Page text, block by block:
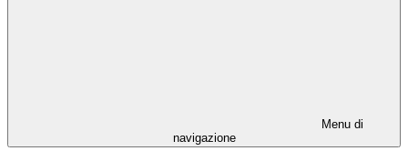
Menu di
navigazione